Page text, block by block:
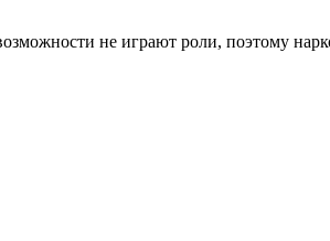
не играют роли, поэтому